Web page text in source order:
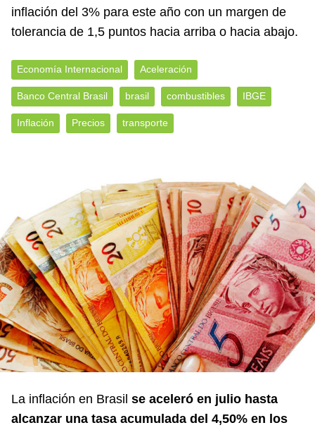
inflación del 3% para este año con un margen de
tolerancia de 1,5 puntos hacia arriba o hacia abajo.
Economía Internacional Aceleración
Banco Central Brasil brasil combustibles IBGE
Inflación Precios transporte
La inflación en Brasil se aceleró en julio hasta
alcanzar una tasa acumulada del 4,50% en los